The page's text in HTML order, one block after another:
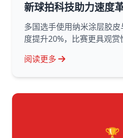
新球拍科技助力速度
多国选手使用纳米涂层胶
度提升20%，比赛更具观赏
阅读更多
🏆